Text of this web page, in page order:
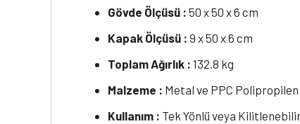
Gövde Ölçüsü : 50 x 50 x 6 cm
Kapak Ölçüsü : 9 x 50 x 6 cm
Toplam Ağırlık : 132.8 kg
Malzeme : Metal ve PPC Polipropilen
Kullanım : Tek Yönlü veya